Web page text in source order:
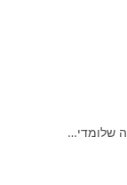
שלומדי…